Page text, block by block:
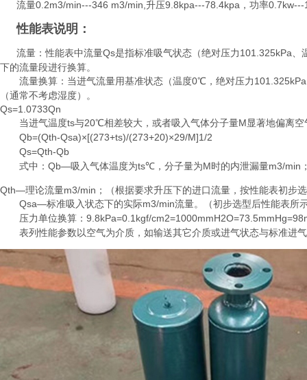
流量0.2m3/min---346 m3/min,升压9.8kpa---78.4kpa，功率
性能表说明：
流量：性能表中流量Qs是指标准吸气状态（绝对压力101.325kPa
下的流量段进行换算。
流量换算：当进气流量用基准状态（温度0℃，绝对压力
（通常不考虑湿度）。
Qs=1.0733Qn
当进气温度ts与20℃相差较大，或者吸入气体分子量M显著地偏离
Qb=(Qth-Qsa)×[(273+ts)/(273+20)×29/M]1/2
Qs=Qth-Qb
式中： Qb—吸入气体温度为ts℃，分子量为M时的内泄漏量m3/min
Qth—理论流量m3/min；（根据要求升压下的进口流量，按性能表初步
Qsa—标准吸入状态下的实际m3/min流量。（初步选型后性能表所
压力单位换算： 9.8kPa=0.1kgf/
表列性能参数以空气为介质，如输送其它介质或进气状态与标准进